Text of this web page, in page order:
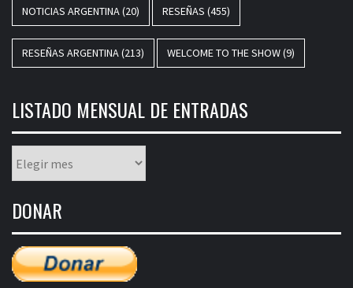
NOTICIAS ARGENTINA(20) RESEÑAS (455)
RESEÑAS ARGENTINA(213) WELCOME TO THE SHOW(9)
LISTADO MENSUAL DE ENTRADAS
mensual
entradas
DONAR